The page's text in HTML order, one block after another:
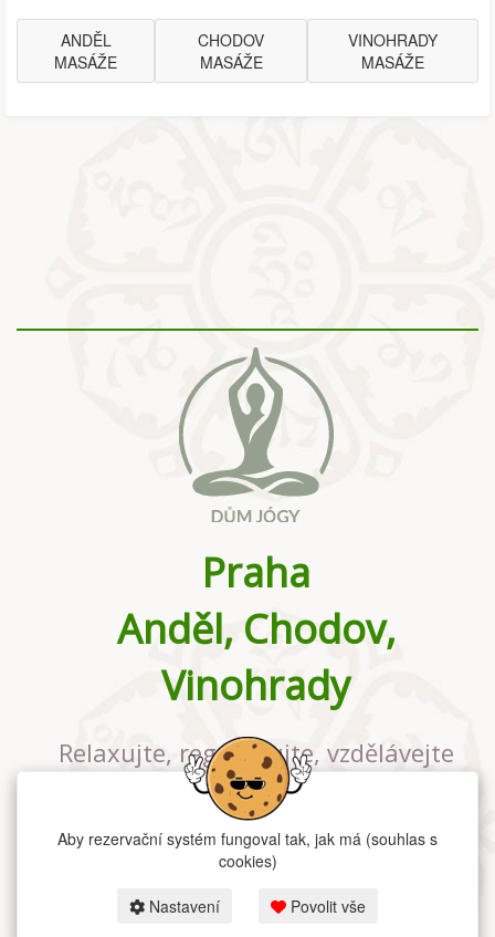
ANDĚL
MASÁŽE
CHODOV
MASÁŽE
VINOHRADY
MASÁŽE
Praha
Anděl, Chodov,
Vinohrady
Relaxujte, regenerujte, vzdělávejte
se v největším jógovém studiu v
Praze
Aby rezervační systém fungoval tak, jak má (souhlas s
cookies)
Nastavení Povolit vše